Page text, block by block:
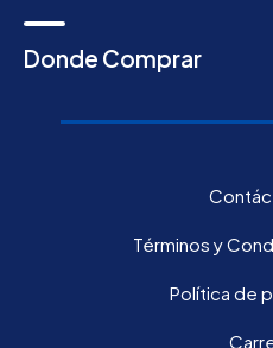
Donde Comprar
Términos y
Política de